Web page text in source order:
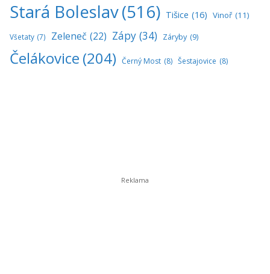
Stará Boleslav(516) Tišice (16) Vinoř (11)
Všetaty (7) Zeleneč (22) Zápy (34) Záryby (9)
Čelákovice (204) Černý Most (8) Šestajovice (8)